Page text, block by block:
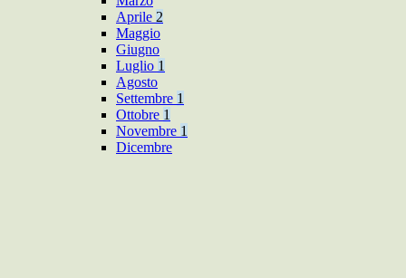
Aprile 2
Maggio
Giugno
Luglio 1
Agosto
Settembre 1
Ottobre 1
Novembre 1
Dicembre